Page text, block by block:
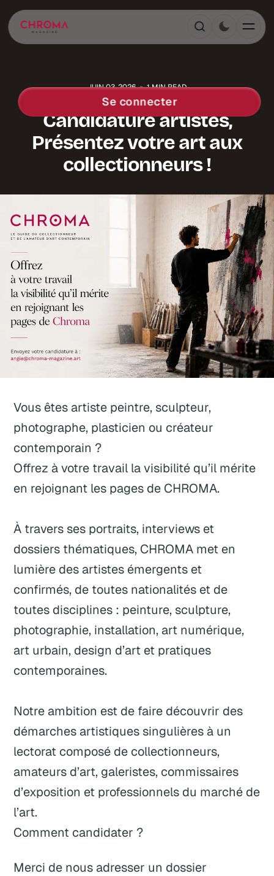
Se connecter
JUIN 03, 2026 1 MIN READ
ACTUALITÉS
Candidature artistes,
Présentez votre art aux
collectionneurs !
Vous êtes artiste peintre, sculpteur,
photographe, plasticien ou créateur
contemporain ?
Offrez à votre travail la visibilité qu’il mérite
en rejoignant les pages de CHROMA.
À travers ses portraits, interviews et
dossiers thématiques, CHROMA met en
lumière des artistes émergents et
confirmés, de toutes nationalités et de
toutes disciplines : peinture, sculpture,
photographie, installation, art numérique,
art urbain, design d’art et pratiques
contemporaines.
Notre ambition est de faire découvrir des
démarches artistiques singulières à un
lectorat composé de collectionneurs,
amateurs d’art, galeristes, commissaires
d’exposition et professionnels du marché de
l’art.
Comment candidater ?
Merci de nous adresser un dossier